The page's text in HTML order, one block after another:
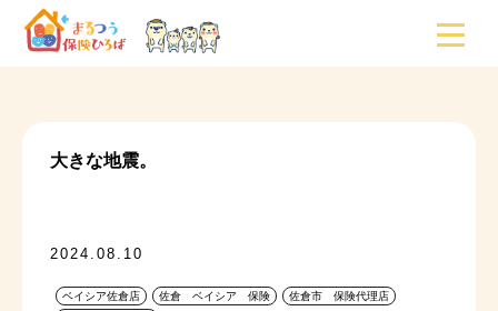
大きな地震。
2024.08.10
ベイシア佐倉店 佐倉 ベイシア 保険
佐倉市 保険代理店